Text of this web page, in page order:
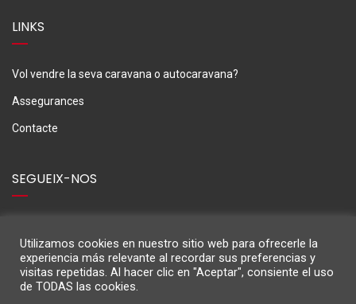
LINKS
Vol vendre la seva caravana o autocaravana?
Assegurances
Contacte
SEGUEIX-NOS
Utilizamos cookies en nuestro sitio web para ofrecerle la
experiencia más relevante al recordar sus preferencias y
visitas repetidas. Al hacer clic en "Aceptar", consiente el uso
de TODAS las cookies.